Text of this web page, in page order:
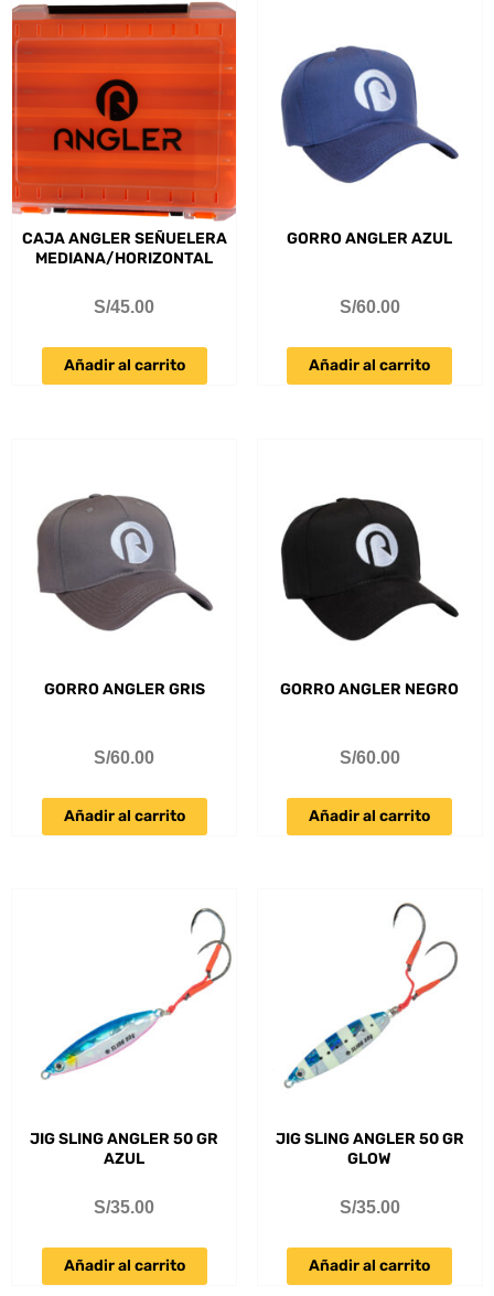
CAJA ANGLER SEÑUELERA
MEDIANA/HORIZONTAL
S/45.00
Añadir al carrito
GORRO ANGLER AZUL
S/60.00
Añadir al carrito
GORRO ANGLER GRIS
S/60.00
Añadir al carrito
GORRO ANGLER NEGRO
S/60.00
Añadir al carrito
JIG SLING ANGLER 50 GR
AZUL
S/35.00
Añadir al carrito
JIG SLING ANGLER 50 GR
GLOW
S/35.00
Añadir al carrito